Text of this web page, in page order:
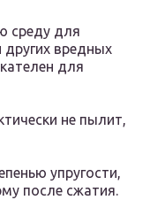
среду для
других вредных
для
не пылит,
упругости,
после сжатия.